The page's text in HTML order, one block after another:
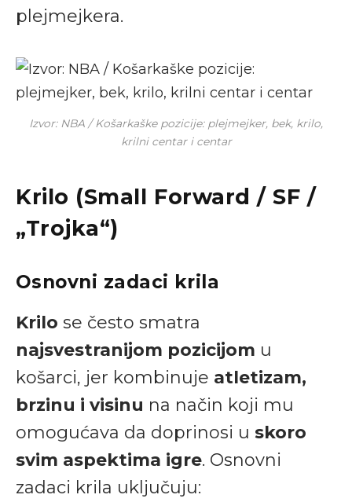
plejmejkera.
Izvor: NBA / Košarkaške pozicije: plejmejker, bek, krilo,
krilni centar i centar
Krilo (Small Forward / SF /
„Trojka“)
Osnovni zadaci krila
Krilo se često smatra
najsvestranijom pozicijom u
košarci, jer kombinuje atletizam,
brzinu i visinu na način koji mu
omogućava da doprinosi u skoro
svim aspektima igre. Osnovni
zadaci krila uključuju: